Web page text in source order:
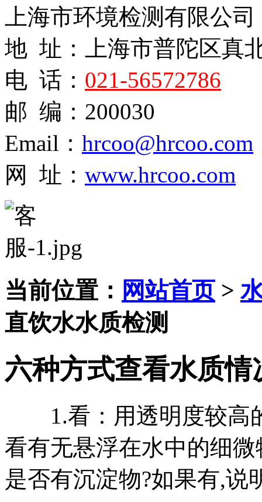
上海市环境检测有限公司
地 址：上海市普陀区真
电 话： 021-56572786
邮 编：200030
Email： hrcoo@hrcoo.com
网 址： www.hrcoo.com
当前位置： 网站首页>
直饮水水质检测
六种方式查看水质情
1.看：用透明度较高
看有无悬浮在水中的细
是否有沉淀物?如果有,说